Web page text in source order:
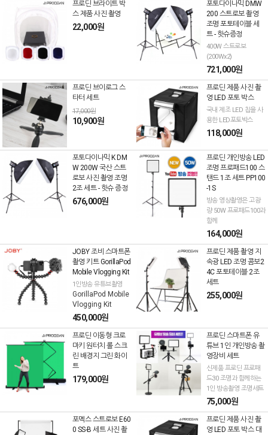
프로딘 브라이트 박
스 제품 사진 촬영
22,000원
포토다이나믹 DMW
200 스트로보 촬영
조명 포토테이블 세
트 - 핫슈증정
400W 스트로보
(200Wx2)
721,000원
프로딘 브이로그 스
타터 세트
17,000원
10,900원
프로딘 제품 사진 촬
영 LED 포토 박스
국내 제조 LED 칩을 사
용한 LED포토박스
118,000원
포토다이나믹 K DM
W 200W 국산 스트
로보 사진 촬영 조명
2조 세트 - 핫슈 증정
676,000원
프로딘 개인방송 LED
조명 프로패드100 스
탠드 1조 세트 PP100
-1S
방송 영상촬영은 고광
량 50W 프로패드100과
함께
164,000원
JOBY 조비 스마트폰
촬영 키트 GorillaPod
Mobile Vlogging Kit
1인방송 유튜브촬영
GorillaPod Mobile
Vlogging Kit
450,000원
프로딘 제품 촬영 지
속광 LED 조명 콤보2
4C 포토테이블 2조
세트
255,000원
프로딘 이동형 크로
마키 원터치 롤 스크
린 배경지 그린 화이
트
179,000원
프로딘 스마트폰 유
튜브 1인 개인방송 촬
영장비 세트
신제품 프로딘 프로패
드30 조명과 함께하는
1인 방송촬영 조명세트
75,000원
포멕스 스트로보 E60
0 SS-B 세트 사진 촬
프로딘 제품 사진 촬
영 LED 포토 박스 대